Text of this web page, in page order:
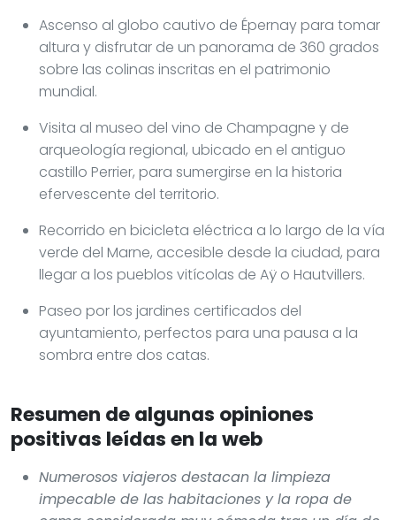
Ascenso al globo cautivo de Épernay para tomar
altura y disfrutar de un panorama de 360 grados
sobre las colinas inscritas en el patrimonio
mundial.
Visita al museo del vino de Champagne y de
arqueología regional, ubicado en el antiguo
castillo Perrier, para sumergirse en la historia
efervescente del territorio.
Recorrido en bicicleta eléctrica a lo largo de la vía
verde del Marne, accesible desde la ciudad, para
llegar a los pueblos vitícolas de Aÿ o Hautvillers.
Paseo por los jardines certificados del
ayuntamiento, perfectos para una pausa a la
sombra entre dos catas.
Resumen de algunas opiniones
positivas leídas en la web
Numerosos viajeros destacan la limpieza
impecable de las habitaciones y la ropa de